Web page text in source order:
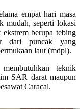
empat hari masa
mudah, seperti lokasi
berupa tebing
dari puncak yang
laut (mdpl).
teknik
SAR darat maupun
Caracal.